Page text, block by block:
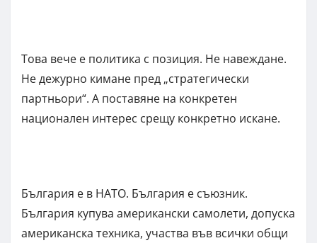
Това вече е политика с позиция. Не навеждане.
Не дежурно кимане пред „стратегически
партньори“. А поставяне на конкретен
национален интерес срещу конкретно искане.
България е в НАТО. България е съюзник.
България купува американски самолети, допуска
американска техника, участва във всички общи